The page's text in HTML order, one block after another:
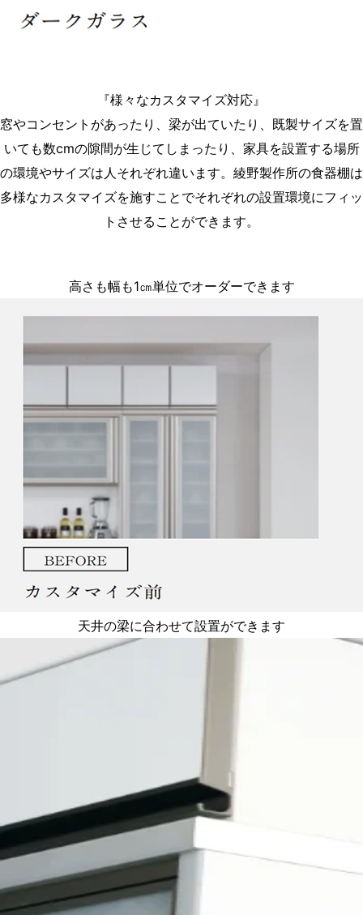
『様々なカスタマイズ対応』
窓やコンセントがあったり、梁が出ていたり、既製サイズを置
いても数cmの隙間が生じてしまったり、家具を設置する場所
の環境やサイズは人それぞれ違います。綾野製作所の食器棚は
多様なカスタマイズを施すことでそれぞれの設置環境にフィッ
トさせることができます。
高さも幅も1㎝単位でオーダーできます
天井の梁に合わせて設置ができます